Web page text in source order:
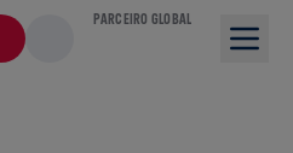
PARCEIRO GLOBAL